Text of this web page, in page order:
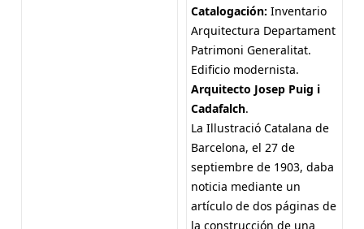
Catalogación: Inventario
Arquitectura Departament
Patrimoni Generalitat.
Edificio modernista.
Arquitecto Josep Puig i
Cadafalch.
La Illustració Catalana de
Barcelona, el 27 de
septiembre de 1903, daba
noticia mediante un
artículo de dos páginas de
la construcción de una